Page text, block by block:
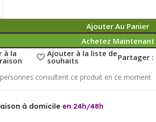
Ajouter Au Panier
Achetez Maintenant
à la
Ajouter à la liste de
souhaits
Partager :
à domicile en 24h/48h